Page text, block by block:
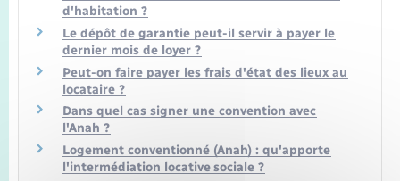
d'habitation ?
Le dépôt de garantie peut-il servir à payer le
dernier mois de loyer ?
Peut-on faire payer les frais d'état des lieux au
locataire ?
Dans quel cas signer une convention avec
l'Anah ?
Logement conventionné (Anah) : qu'apporte
l'intermédiation locative sociale ?